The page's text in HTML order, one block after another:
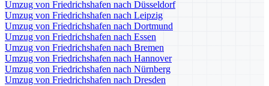
Umzug von Friedrichshafen nach Düsseldorf
Umzug von Friedrichshafen nach Leipzig
Umzug von Friedrichshafen nach Dortmund
Umzug von Friedrichshafen nach Essen
Umzug von Friedrichshafen nach Bremen
Umzug von Friedrichshafen nach Hannover
Umzug von Friedrichshafen nach Nürnberg
Umzug von Friedrichshafen nach Dresden